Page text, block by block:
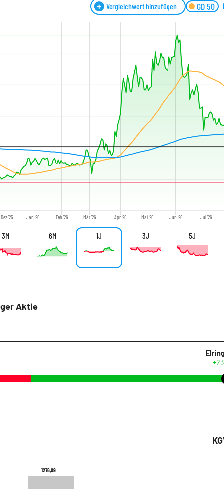
Vergleichwert hinzufügen GD 50
Dez '25 Jan '26 Feb '26 Mär '26 Apr '26 Mai '26 Jun '26 Jul '26
3M 6M 1J 3J 5J
Aktie
1276,09
1276,09